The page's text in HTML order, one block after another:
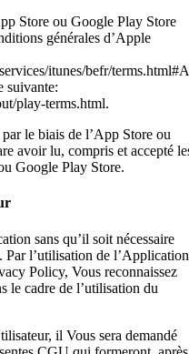
Store ou Google Play Store
générales d’Apple
itunes/befr/
suivante:
play-terms.html.
le biais de l’App Store ou
avoir lu, compris et accepté
Google Play Store.
sans qu’il soit nécessaire
Par l’utilisation de l’Application
Policy, Vous reconnaissez
le cadre de l’utilisation du
il Vous sera demandé